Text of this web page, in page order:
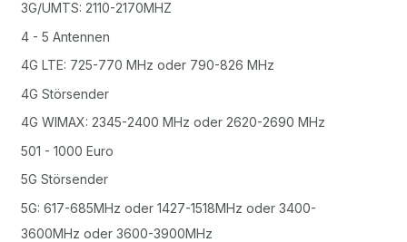
3G/UMTS: 2110-2170MHZ
4 - 5 Antennen
4G LTE: 725-770 MHz oder 790-826 MHz
4G Störsender
4G WIMAX: 2345-2400 MHz oder 2620-2690 MHz
501 - 1000 Euro
5G Störsender
5G: 617-685MHz oder 1427-1518MHz oder 3400-
3600MHz oder 3600-3900MHz